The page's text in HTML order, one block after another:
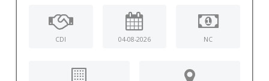
CDI 04-08-2026 NC